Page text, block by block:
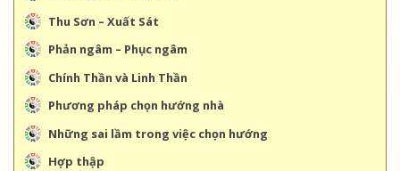
Thu Sơn – Xuất Sát
Phản ngâm – Phục ngâm
Chính Thần và Linh Thần
Phương pháp chọn hướng nhà
Những sai lầm trong việc chọn hướng
Hợp thập